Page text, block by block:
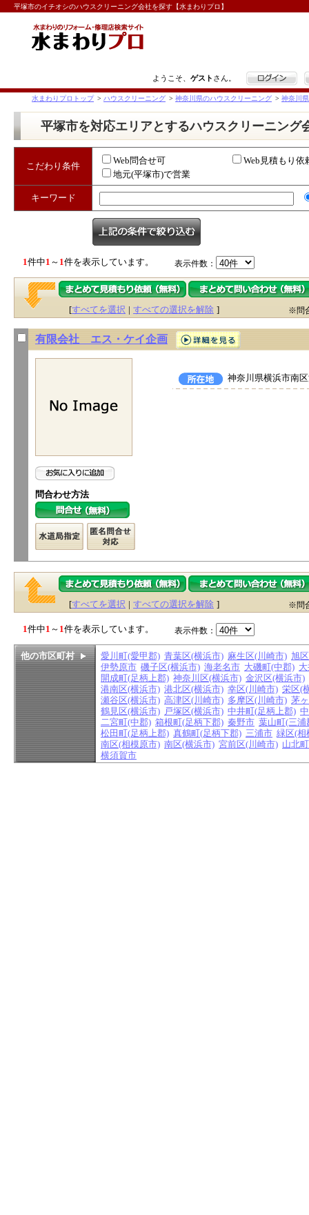
平塚市のイチオシのハウスクリーニング会社を探す【水まわりプロ】
ようこそ、 ゲスト さん。 ログイン
水まわりプロトップ > ハウスクリーニング > 神奈川県のハウスクリーニング > 神奈川
平塚市を対応エリアとするハウスクリーニング
こだわり条件
Web問合せ可
Web見積もり依
地元(平塚市)で営業
キーワード
1件中1 ～ 1件を表示しています。 表示件数：
[すべてを選択 | すべての選択を解除 ] ※問
有限会社 エス・ケイ企画
問合わせ方法
神奈川県横浜市南
[すべてを選択 | すべての選択を解除 ] ※問
1件中1 ～ 1件を表示しています。 表示件数：
他の市区町村 愛川町(愛甲郡) 青葉区(横浜市) 麻生区(川崎市) 旭
伊勢原市 磯子区(横浜市) 海老名市 大磯町(中郡)
開成町(足柄上郡) 神奈川区(横浜市) 金沢区(横浜市)
港南区(横浜市) 港北区(横浜市) 幸区(川崎市) 栄区(
瀬谷区(横浜市) 高津区(川崎市) 多摩区(川崎市) 茅
鶴見区(横浜市) 戸塚区(横浜市) 中井町(足柄上郡)
二宮町(中郡) 箱根町(足柄下郡) 秦野市 葉山町(三浦
松田町(足柄上郡) 真鶴町(足柄下郡) 三浦市 緑区(相
南区(相模原市) 南区(横浜市) 宮前区(川崎市) 山北
横須賀市